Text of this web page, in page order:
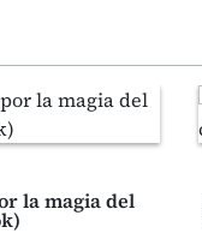
la magia del